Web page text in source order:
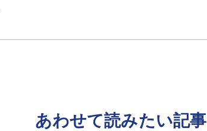
あわせて読みたい記事